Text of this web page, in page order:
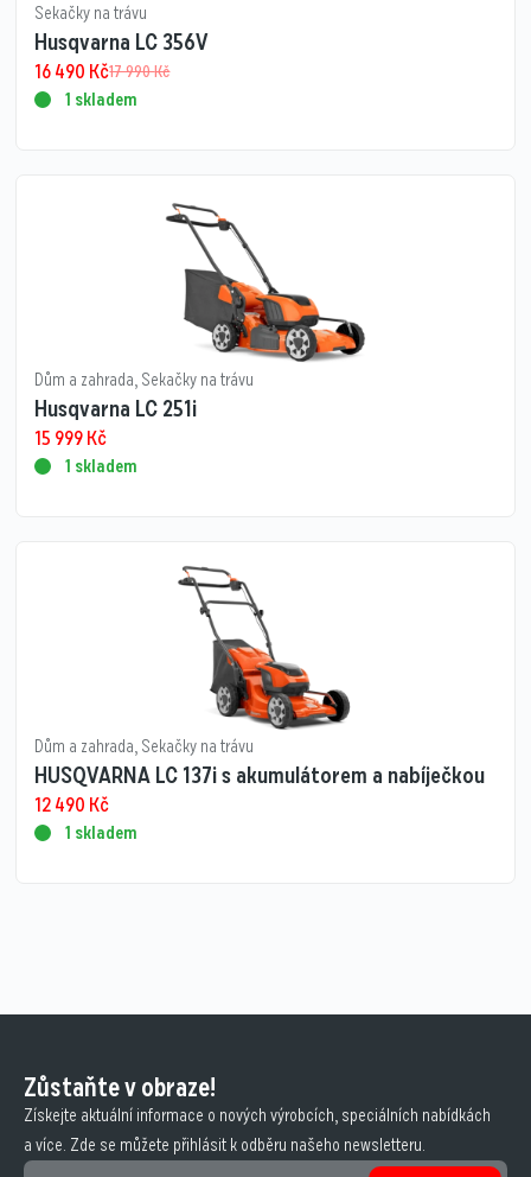
Sekačky na trávu
Husqvarna LC 356V
17 990Kč
16 490 Kč
1 skladem
Dům a zahrada, Sekačky na trávu
Husqvarna LC 251i
15 999Kč
1 skladem
Dům a zahrada, Sekačky na trávu
HUSQVARNA LC 137i s akumulátorem a nabíječkou
12 490 Kč
1 skladem
Zůstaňte v obraze!
Získejte aktuální informace o nových výrobcích, speciálních nabídkách
a více. Zde se můžete přihlásit k odběru našeho newsletteru.